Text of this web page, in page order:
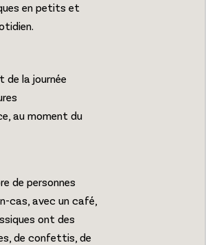
en petits et
la journée
au moment du
de personnes
cas, avec un café,
ont des
de confettis, de